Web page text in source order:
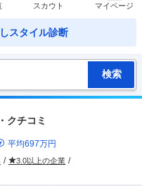
スカウト マイページ
スタイル診断
クチコミ
平均697万円
3.0以上の企業